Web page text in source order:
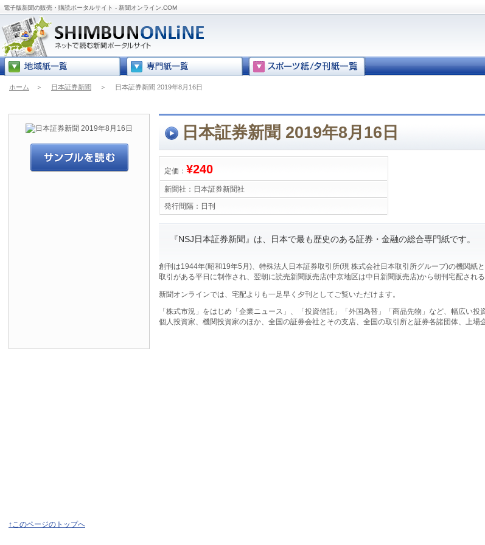
電子版新聞の販売・購読ポータルサイト - 新聞オンライン.COM
ホーム ＞ 日本証券新聞 ＞ 日本証券新聞 2019年8月16日
日本証券新聞 2019年8月16日
定価： ¥240
新聞社： 日本証券新聞社
発行間隔： 日刊
『NSJ日本証券新聞』は、日本で最も歴史のある証券・金融の総合専門紙です。
創刊は1944年(昭和19年5月)、特殊法人日本証券取引所(現 株式会社日本取引所グループ)の機関紙
取引がある平日に制作され、翌朝に読売新聞販売店(中京地区は中日新聞販売店)から朝刊宅配される
新聞オンラインでは、宅配よりも一足早く夕刊としてご覧いただけます。
「株式市況」をはじめ「企業ニュース」、「投資信託」「外国為替」「商品先物」など、幅広い投
個人投資家、機関投資家のほか、全国の証券会社とその支店、全国の取引所と証券各諸団体、上場
↑このページのトップへ